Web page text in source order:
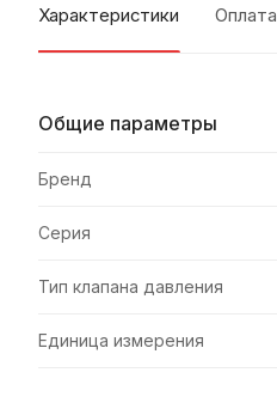
Характеристики Оплата
Общие параметры
Бренд
Серия
Тип клапана давления
Единица измерения